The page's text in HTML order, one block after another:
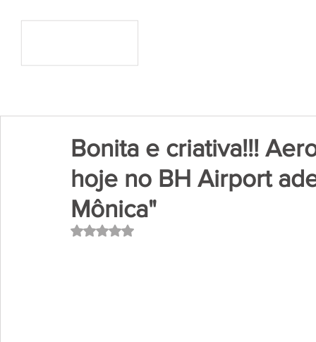
Bonita e criativa!!!
hoje no BH Airport
Mônica"
Avaliado com NaN de 5 estrelas.